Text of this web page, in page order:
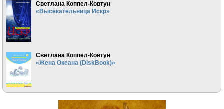
Светлана Коппел-Ковтун
«Высекательница Искр»
Светлана Коппел-Ковтун
«Жена Океана (DiskBook)»